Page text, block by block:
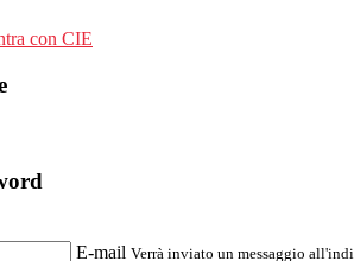
con CIE
E-mail Verrà inviato un messaggio